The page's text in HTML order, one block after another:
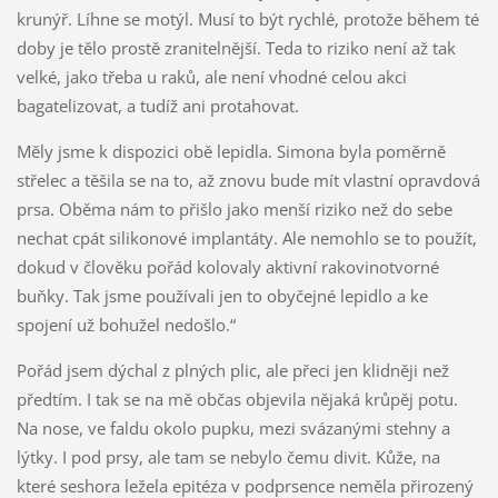
krunýř. Líhne se motýl. Musí to být rychlé, protože během té
doby je tělo prostě zranitelnější. Teda to riziko není až tak
velké, jako třeba u raků, ale není vhodné celou akci
bagatelizovat, a tudíž ani protahovat.
Měly jsme k dispozici obě lepidla. Simona byla poměrně
střelec a těšila se na to, až znovu bude mít vlastní opravdová
prsa. Oběma nám to přišlo jako menší riziko než do sebe
nechat cpát silikonové implantáty. Ale nemohlo se to použít,
dokud v člověku pořád kolovaly aktivní rakovinotvorné
buňky. Tak jsme používali jen to obyčejné lepidlo a ke
spojení už bohužel nedošlo.“
Pořád jsem dýchal z plných plic, ale přeci jen klidněji než
předtím. I tak se na mě občas objevila nějaká krůpěj potu.
Na nose, ve faldu okolo pupku, mezi svázanými stehny a
lýtky. I pod prsy, ale tam se nebylo čemu divit. Kůže, na
které seshora ležela epitéza v podprsence neměla přirozený